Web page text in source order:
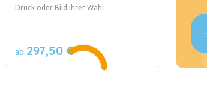
Druck oder Bild Ihrer Wahl
ab 297,50 €